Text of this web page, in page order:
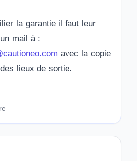
la garantie il faut leur
mail à :
avec la copie
lieux de sortie.